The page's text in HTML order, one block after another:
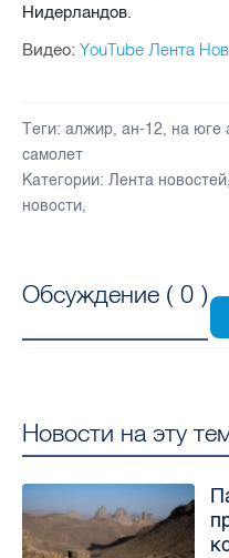
Нидерландов.
Видео: YouTube Лента
Теги: алжир, ан-12, на юге
самолет
Категории: Лента новостей,
новости,
Обсуждение ( 0 )
Новости на эту